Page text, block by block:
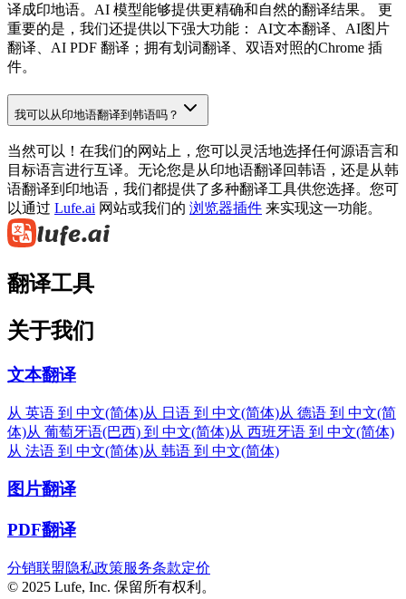
译成印地语。AI 模型能够提供更精确和自然的翻译结果。 更
重要的是，我们还提供以下强大功能： AI文本翻译、AI图片
翻译、AI PDF 翻译；拥有划词翻译、双语对照的Chrome 插
件。
我可以从印地语翻译到韩语吗？
当然可以！在我们的网站上，您可以灵活地选择任何源语言和
目标语言进行互译。无论您是从印地语翻译回韩语，还是从韩
语翻译到印地语，我们都提供了多种翻译工具供您选择。您可
以通过 Lufe.ai 网站或我们的 浏览器插件 来实现这一功能。
翻译工具
关于我们
文本翻译
从 英语 到 中文(简体)从 日语 到 中文(简体)从 德语 到 中文(简
体)从 葡萄牙语(巴西) 到 中文(简体)从 西班牙语 到 中文(简体)
从 法语 到 中文(简体)从 韩语 到 中文(简体)
图片翻译
PDF翻译
分销联盟隐私政策服务条款定价
© 2025 Lufe, Inc. 保留所有权利。